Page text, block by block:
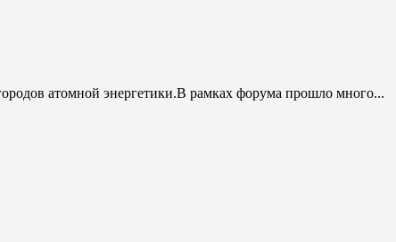
атомной энергетики.В рамках форума прошло много...